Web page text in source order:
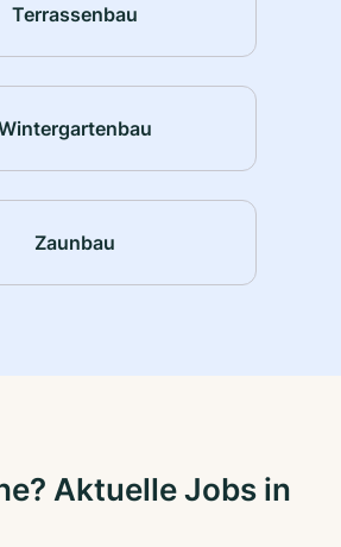
Terrassenbau
Zaunbau
Aktuelle Jobs in